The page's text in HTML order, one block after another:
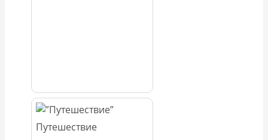
Путешествие